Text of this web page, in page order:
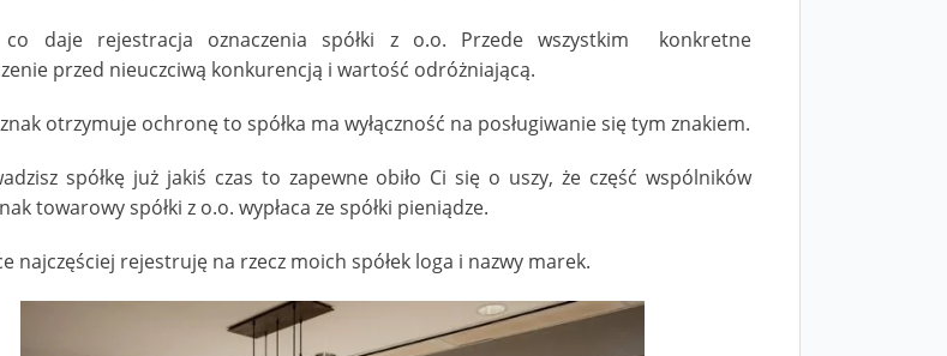
co daje rejestracja oznaczenia spółki z o.o. Przede wszystkim konkretne
przed nieuczciwą konkurencją i wartość odróżniającą.
otrzymuje ochronę to spółka ma wyłączność na posługiwanie się tym znakiem.
spółkę już jakiś czas to zapewne obiło Ci się o uszy, że część wspólników
towarowy spółki z o.o. wypłaca ze spółki pieniądze.
najczęściej rejestruję na rzecz moich spółek loga i nazwy marek.